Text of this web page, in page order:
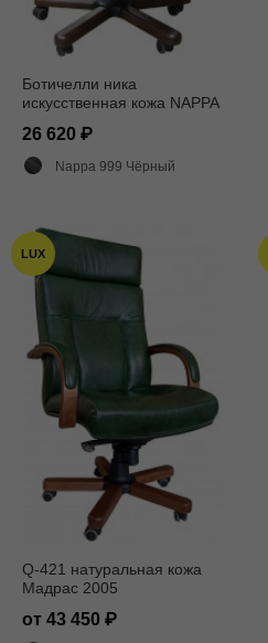
Ботичелли ника
искусственная кожа NAPPA
26 620
Nappa 999 Чёрный
LUX
Q-421 натуральная кожа
Мадрас 2005
от 43 450